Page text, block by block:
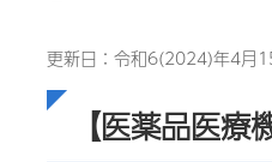
更新日：令和6(2024)年4月
【医薬品医